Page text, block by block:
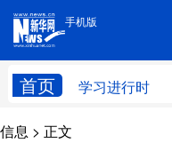
手机版
首页 学习进行时
手机版
学习进行时
信息 > 正文